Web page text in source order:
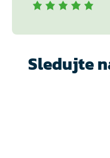
Sledujte